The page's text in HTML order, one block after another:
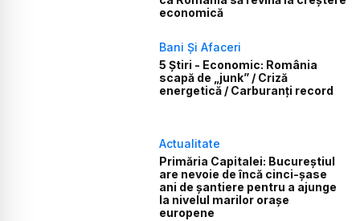
economică
Bani Și Afaceri
5 Știri - Economic: România
scapă de „junk” / Criză
energetică / Carburanți record
Actualitate
Primăria Capitalei: Bucureștiul
are nevoie de încă cinci-șase
ani de șantiere pentru a ajunge
la nivelul marilor orașe
europene